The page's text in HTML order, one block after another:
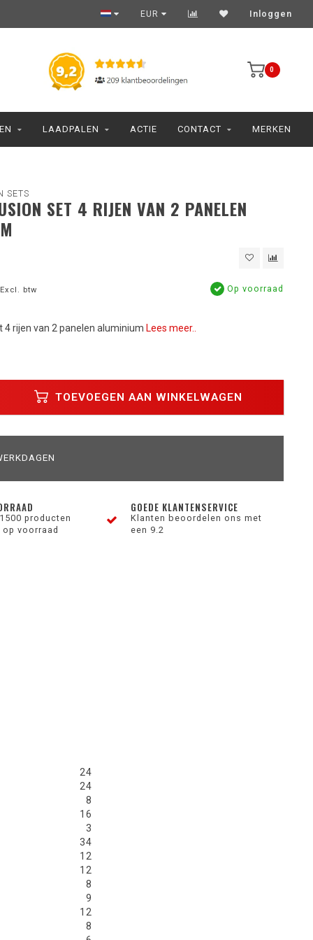
EUR Inloggen
0
LAADPALEN ACTIE CONTACT MERKEN
SETS
SET 4 RIJEN VAN 2 PANELEN
Excl. btw Op voorraad
4 rijen van 2 panelen aluminium Lees meer..
TOEVOEGEN AAN WINKELWAGEN
producten
voorraad
GOEDE KLANTENSERVICE
Klanten beoordelen ons met
een 9.2
24
24
8
16
3
34
12
12
8
9
12
8